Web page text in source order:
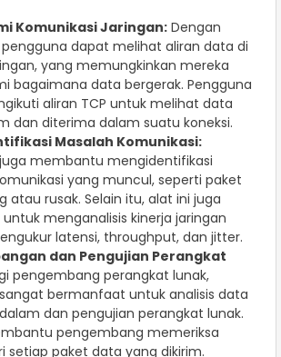
Komunikasi Jaringan: Dengan
pengguna dapat melihat aliran data di
yang memungkinkan mereka
bagaimana data bergerak. Pengguna
aliran TCP untuk melihat data
dan diterima dalam suatu koneksi.
Masalah Komunikasi:
membantu mengidentifikasi
yang muncul, seperti paket
atau rusak. Selain itu, alat ini juga
menganalisis kinerja jaringan
latensi, throughput, dan jitter.
dan Pengujian Perangkat
pengembang perangkat lunak,
bermanfaat untuk analisis data
dan pengujian perangkat lunak.
pengembang memeriksa
setiap paket data yang dikirim.